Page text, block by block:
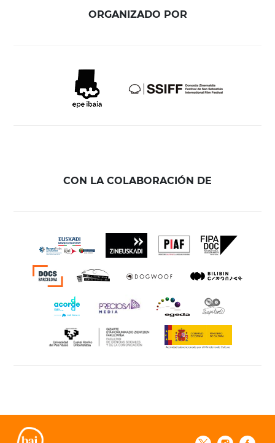
ORGANIZADO POR
CON LA COLABORACIÓN DE